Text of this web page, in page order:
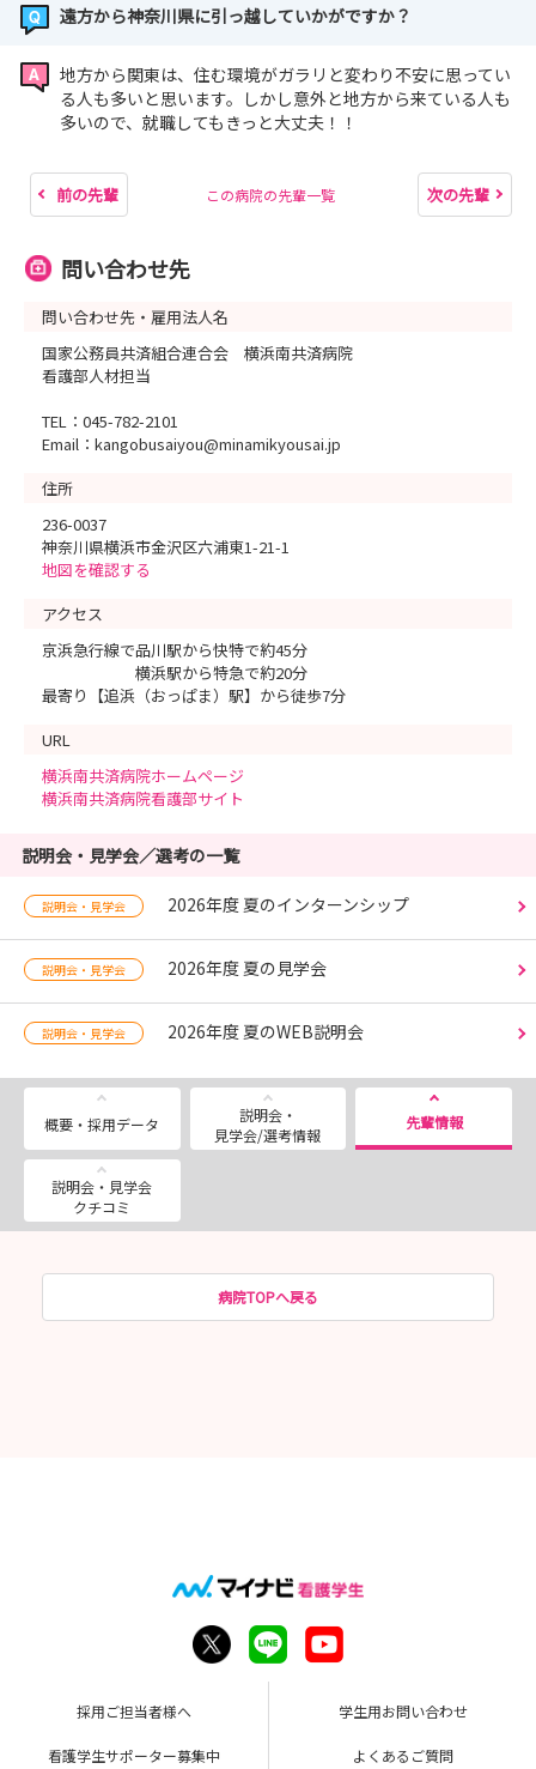
遠方から神奈川県に引っ越していかがですか？
地方から関東は、住む環境がガラリと変わり不安に思ってい
る人も多いと思います。しかし意外と地方から来ている人も
多いので、就職してもきっと大丈夫！！
前の先輩 この病院の先輩一覧 次の先輩
問い合わせ先
問い合わせ先・雇用法人名
国家公務員共済組合連合会 横浜南共済病院
看護部人材担当
TEL：045-782-2101
Email：kangobusaiyou@minamikyousai.jp
住所
236-0037
神奈川県横浜市金沢区六浦東1-21-1
地図を確認する
アクセス
京浜急行線で品川駅から快特で約45分
横浜駅から特急で約20分
最寄り【追浜（おっぱま）駅】から徒歩7分
URL
横浜南共済病院ホームページ
横浜南共済病院看護部サイト
説明会・見学会／選考の一覧
説明会・見学会 2026年度 夏のインターンシップ
説明会・見学会 2026年度 夏の見学会
説明会・見学会 2026年度 夏のWEB説明会
概要・採用データ
説明会・
見学会/選考情報
先輩情報
説明会・見学会
クチコミ
病院TOPへ戻る
採用ご担当者様へ 学生用お問い合わせ
看護学生サポーター募集中 よくあるご質問